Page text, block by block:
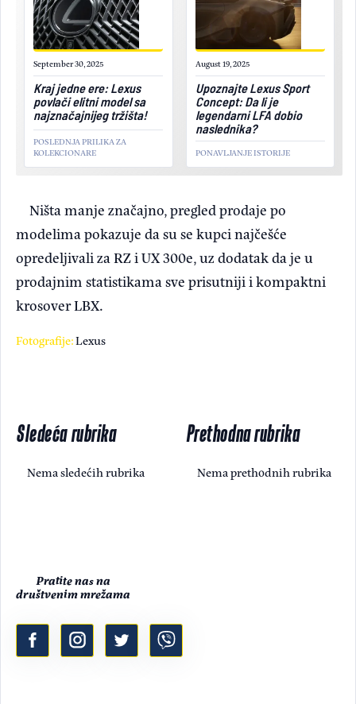
September 30, 2025
Kraj jedne ere: Lexus
povlači elitni model sa
najznačajnijeg tržišta!
POSLEDNJA PRILIKA ZA
KOLEKCIONARE
August 19, 2025
Upoznajte Lexus Sport
Concept: Da li je
legendarni LFA dobio
naslednika?
PONAVLJANJE ISTORIJE
Ništa manje značajno, pregled prodaje po
modelima pokazuje da su se kupci najčešće
opredeljivali za RZ i UX 300e, uz dodatak da je u
prodajnim statistikama sve prisutniji i kompaktni
krosover LBX.
Fotografije:Lexus
Sledeća rubrika
Nema sledećih rubrika
Prethodna rubrika
Nema prethodnih rubrika
Pratite nas na
društvenim mrežama